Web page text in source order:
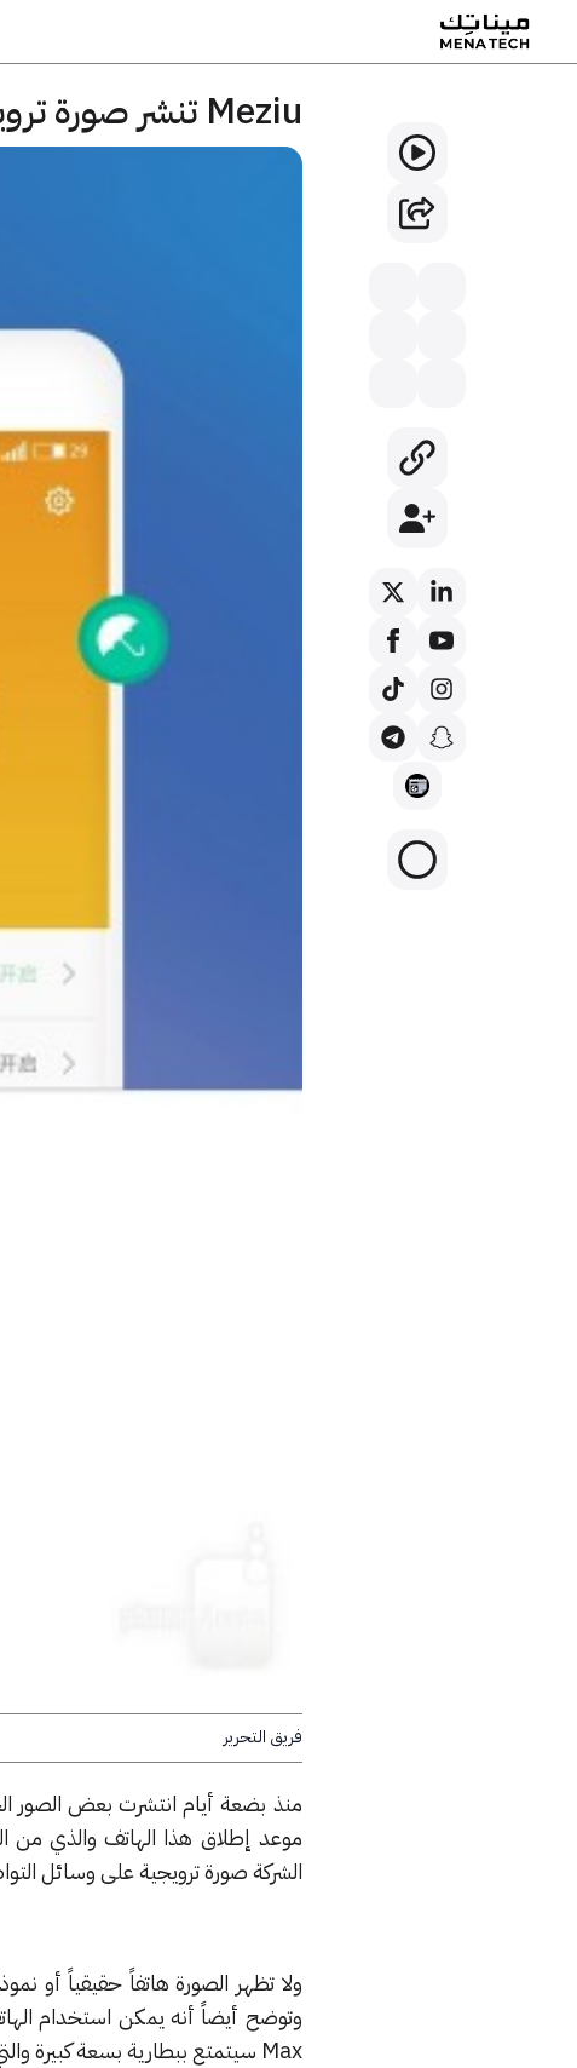
Meziu تنشر صورة ترويجية لهاتفها M3 Max
فريق التحرير
منذ بضعة أيام انتشرت بعض الصور
الشركة صورة ترويجية على وسائل
ولا تظهر الصورة هاتفاً حقيقياً أو
Max سيتمتع ببطارية بسعة كبيرة والتي من المتوقع أن تصل إلى 5000 ميلي امبير.